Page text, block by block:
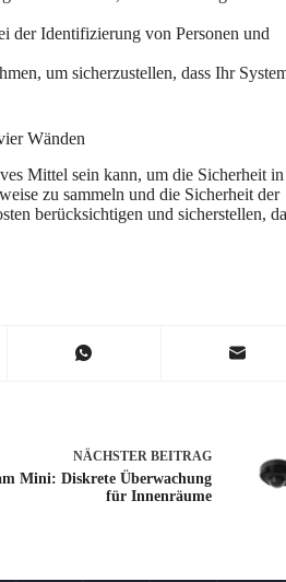
der Identifizierung von Personen und
um sicherzustellen, dass Ihr
Wänden
Mittel sein kann, um die Sicherheit in
zu sammeln und die Sicherheit der
berücksichtigen und sicherstellen,
NÄCHSTER BEITRAG
Mini: Diskrete Überwachung
für Innenräume